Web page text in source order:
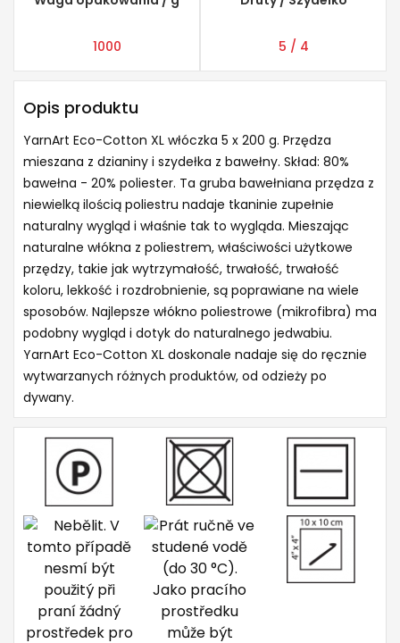
1000 5 / 4
Opis produktu
YarnArt Eco-Cotton XL włóczka 5 x 200 g. Przędza
mieszana z dzianiny i szydełka z bawełny. Skład: 80%
bawełna - 20% poliester. Ta gruba bawełniana przędza z
niewielką ilością poliestru nadaje tkaninie zupełnie
naturalny wygląd i właśnie tak to wygląda. Mieszając
naturalne włókna z poliestrem, właściwości użytkowe
przędzy, takie jak wytrzymałość, trwałość, trwałość
koloru, lekkość i rozdrobnienie, są poprawiane na wiele
sposobów. Najlepsze włókno poliestrowe (mikrofibra) ma
podobny wygląd i dotyk do naturalnego jedwabiu.
YarnArt Eco-Cotton XL doskonale nadaje się do ręcznie
wytwarzanych różnych produktów, od odzieży po
dywany.